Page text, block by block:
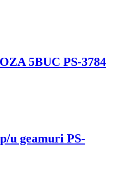
5BUC PS-3784
u geamuri PS-